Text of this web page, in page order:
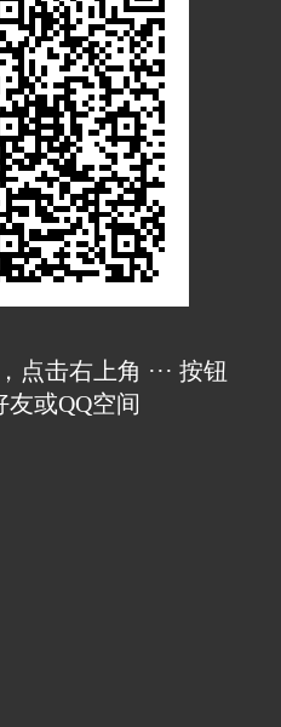
点击右上角 ··· 按钮
友或QQ空间